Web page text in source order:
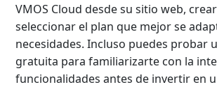
VMOS Cloud desde su sitio web,
seleccionar el plan que mejor se
necesidades. Incluso puedes probar
gratuita para familiarizarte con la
funcionalidades antes de invertir en